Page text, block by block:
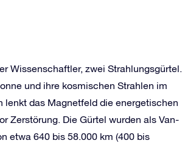
Wissenschaftler, zwei Strahlungsgürtel.
und ihre kosmischen Strahlen im
lenkt das Magnetfeld die energetischen
Zerstörung. Die Gürtel wurden als Van-
etwa 640 bis 58.000 km (400 bis